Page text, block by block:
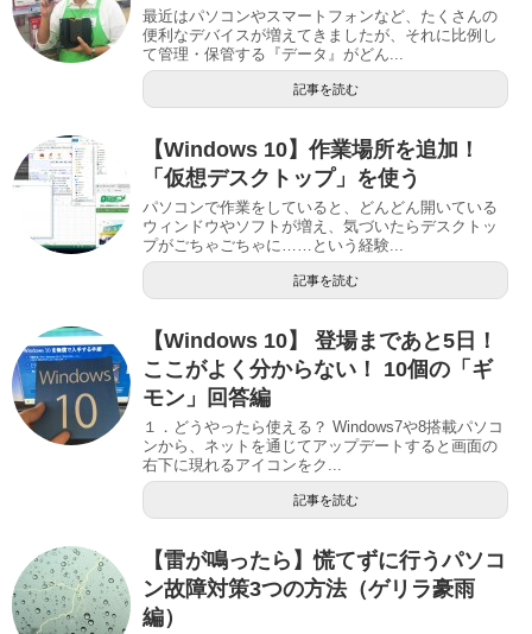
最近はパソコンやスマートフォンなど、たくさんの
便利なデバイスが増えてきましたが、それに比例し
て管理・保管する『データ』がどん...
記事を読む
【Windows 10】作業場所を追加！
「仮想デスクトップ」を使う
パソコンで作業をしていると、どんどん開いている
ウィンドウやソフトが増え、気づいたらデスクトッ
プがごちゃごちゃに……という経験...
記事を読む
【Windows 10】 登場まであと5日！
ここがよく分からない！ 10個の「ギ
モン」回答編
１．どうやったら使える？ Windows7や8搭載パソコ
ンから、ネットを通じてアップデートすると画面の
右下に現れるアイコンをク...
記事を読む
【雷が鳴ったら】慌てずに行うパソコ
ン故障対策3つの方法（ゲリラ豪雨
編）